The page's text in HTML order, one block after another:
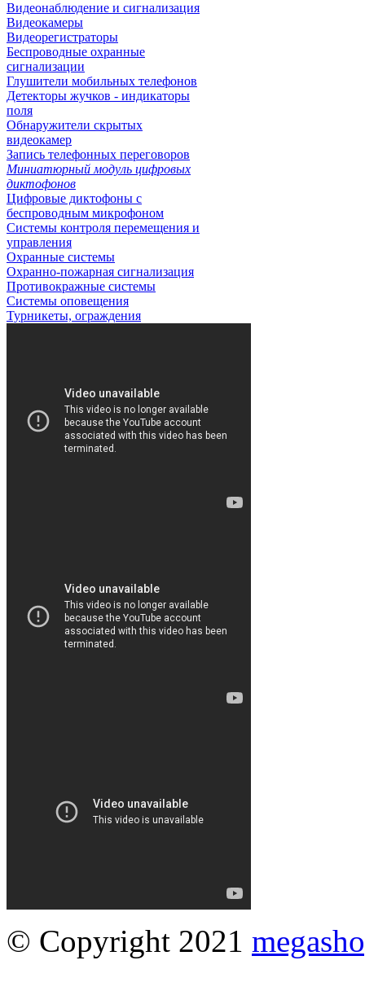
Видеонаблюдение и сигнализация
Видеокамеры
Видеорегистраторы
Беспроводные охранные
сигнализации
Глушители мобильных телефонов
Детекторы жучков - индикаторы
поля
Обнаружители скрытых
видеокамер
Запись телефонных переговоров
Миниатюрный модуль цифровых
диктофонов
Цифровые диктофоны с
беспроводным микрофоном
Системы контроля перемещения и
управления
Охранные системы
Охранно-пожарная сигнализация
Противокражные системы
Системы оповещения
Турникеты, ограждения
© Copyright 2021